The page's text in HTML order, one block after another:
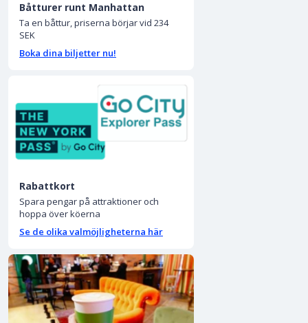
Båtturer runt Manhattan
Ta en båttur, priserna börjar vid 234
SEK
Boka dina biljetter nu!
Rabattkort
Spara pengar på attraktioner och
hoppa över köerna
Se de olika valmöjligheterna här